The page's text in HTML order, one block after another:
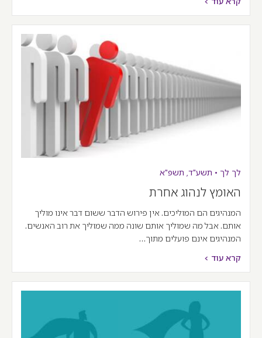
לך לך • תשע"ד, תשפ"א
האומץ לנהוג אחרת
המנהיגים הם המוליכים. אין פירוש הדבר ששום דבר אינו מוליך
אותם. אבל מה שמוליך אותם שונה ממה שמוליך את רוב האנשים.
המנהיגים אינם פועלים מתוך…
קרא עוד >